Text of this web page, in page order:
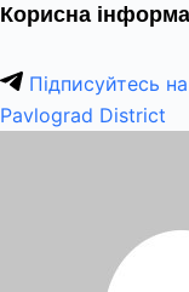
Корисна
Підписуйтесь
Pavlograd District